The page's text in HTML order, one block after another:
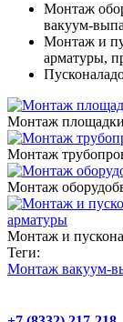
Монтаж
вакуум-
Монтаж и
арматуры,
Монтаж
Монтаж
Монтаж
Монтаж и
Теги:
Монтаж вакуум-